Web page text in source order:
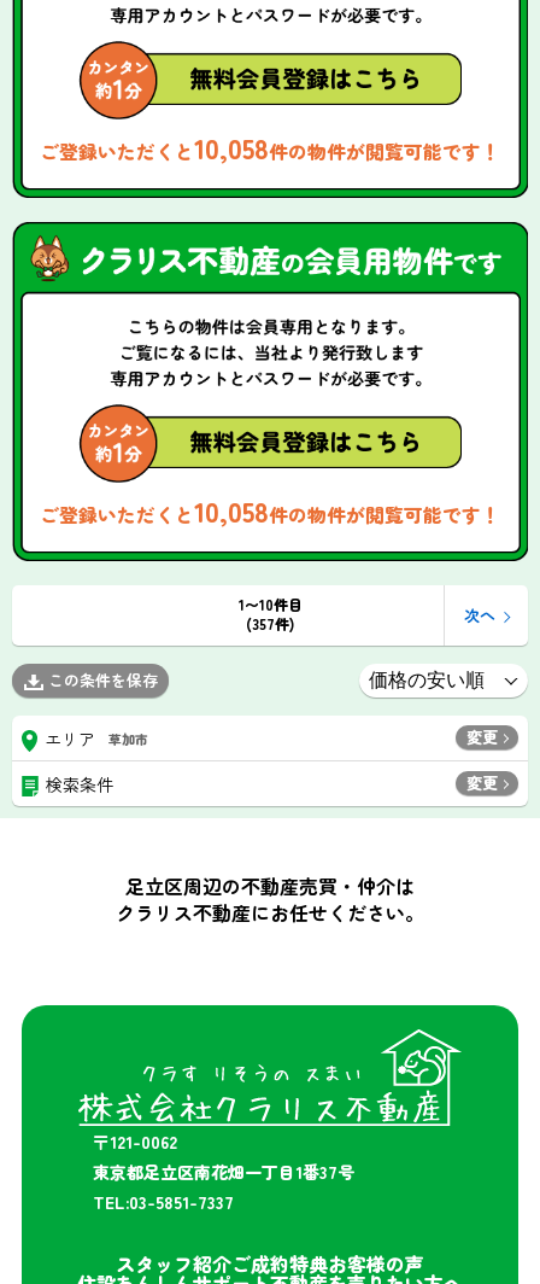
ご登録いただくと10,058件の物件が閲覧可能です！
ご登録いただくと10,058件の物件が閲覧可能です！
1〜10件目
(357件)
次へ
この条件を保存
エリア 草加市 変更
検索条件 変更
足立区周辺の不動産売買・仲介は
クラリス不動産にお任せください。
〒121-0062
東京都足立区南花畑一丁目1番37号
TEL:03-5851-7337
スタッフ紹介ご成約特典お客様の声